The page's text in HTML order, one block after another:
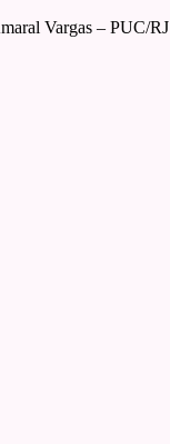
Vargas – PUC/RJ